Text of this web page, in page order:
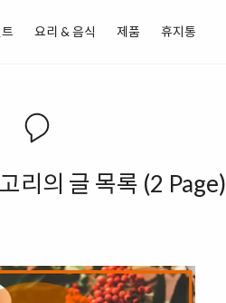
요리 & 음식 제품 휴지통
리의 글 목록 (2 Page)